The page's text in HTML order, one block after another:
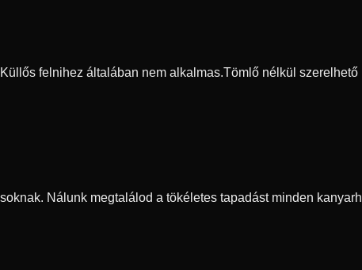
felnihez általában nem alkalmas.Tömlő nélkül szerelhető
Nálunk megtalálod a tökéletes tapadást minden